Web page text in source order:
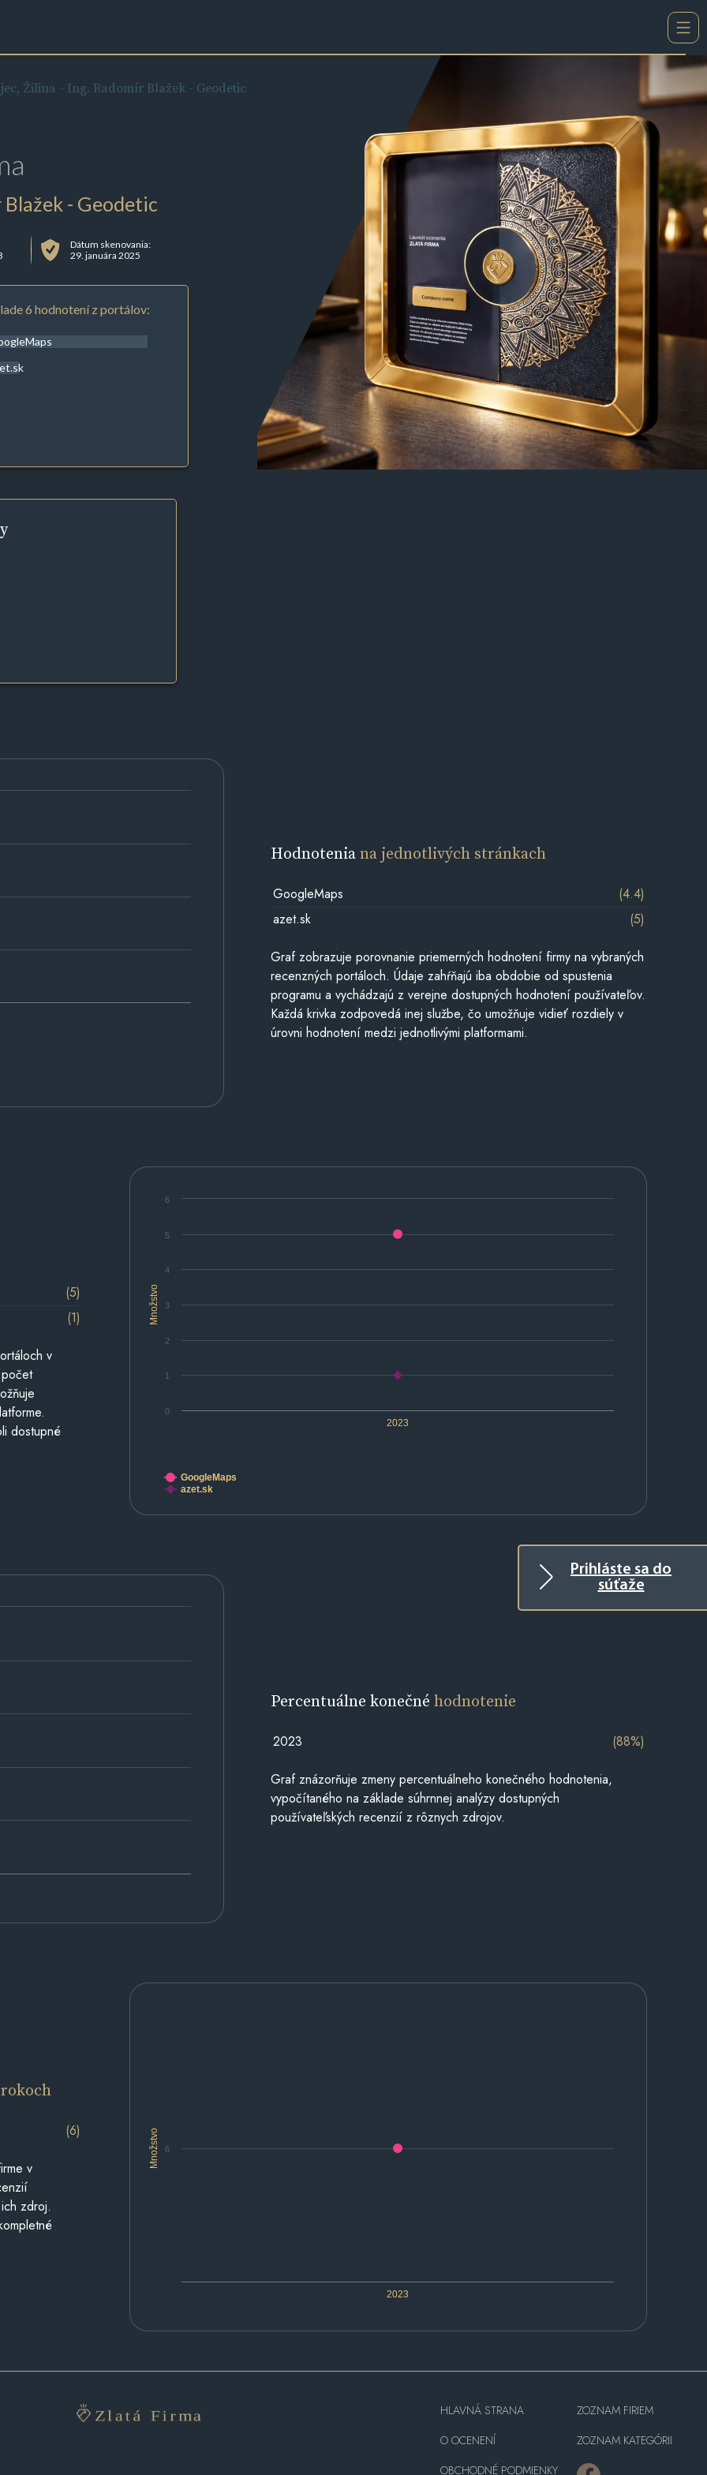
Prihláste sa do
súťaže
Žilina - Ing. Radomír Blažek - Geodetic
- Geodetic
Dátum skenovania:
29. januára 2025
6 hodnotení z portálov:
Hodnoteniana jednotlivých stránkach
GoogleMaps
(4.4)
azet.sk
(5)
Graf zobrazuje porovnanie priemerných hodnotení firmy na vybraných
recenzných portáloch. Údaje zahŕňajú iba obdobie od spustenia
programu a vychádzajú z verejne dostupných hodnotení používateľov.
Každá krivka zodpovedá inej službe, čo umožňuje vidieť rozdiely v
úrovni hodnotení medzi jednotlivými platformami.
Množstvo
2023
0
1
2
3
4
5
6
GoogleMaps
azet.sk
(5)
(1)
v
dostupné
Percentuálne konečnéhodnotenie
2023 (88%)
Graf znázorňuje zmeny percentuálneho konečného hodnotenia,
vypočítaného na základe súhrnnej analýzy dostupných
používateľských recenzií z rôznych zdrojov.
Množstvo
2023
6
(6)
v
zdroj.
HLAVNÁ STRANA
O OCENENÍ
OBCHODNÉ PODMIENKY
ZOZNAM FIRIEM
ZOZNAM KATEGÓRII